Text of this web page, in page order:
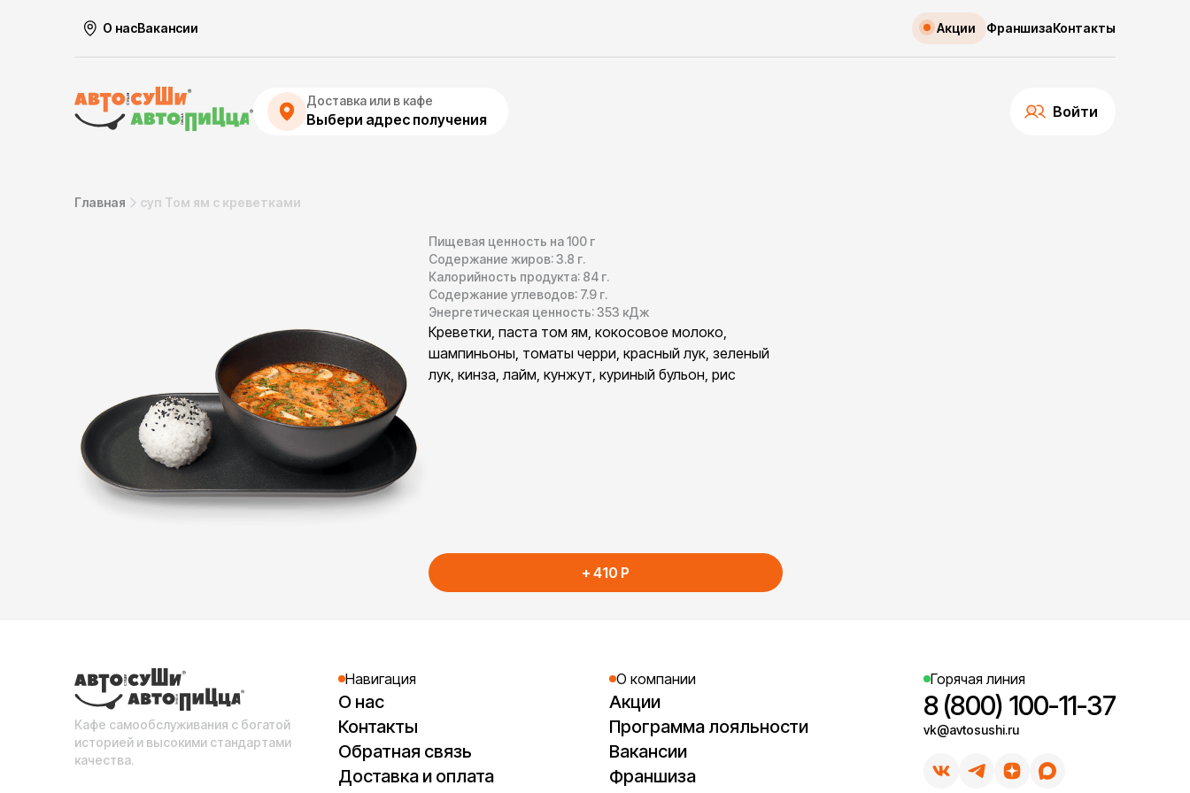
О насВакансии Акции ФраншизаКонтакты
Доставка или в кафе
Выбери адрес получения Войти
Главная суп Том ям с креветками
Пищевая ценность на 100 г
Содержание жиров:3.8 г.
Калорийность продукта: 84 г.
Содержание углеводов: 7.9 г.
Энергетическая ценность:353 кДж
Креветки, паста том ям, кокосовое молоко,
шампиньоны, томаты черри, красный лук, зеленый
лук, кинза, лайм, кунжут, куриный бульон, рис
+ 410 P
Кафе самообслуживания с богатой
историей и высокими стандартами
качества.
Навигация
О нас
Контакты
Обратная связь
Доставка и оплата
О компании
Акции
Программа лояльности
Вакансии
Франшиза
Горячая линия
8 (800) 100-11-37
vk@avtosushi.ru